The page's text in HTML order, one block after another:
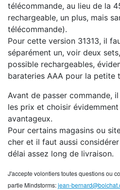
télécommande, au lieu de la
rechargeable, un plus, mais
télécommande).
Pour cette version 31313, il
séparément un, voir deux
possible rechargeables,
barateries AAA pour la petite
Avant de passer commande,
les prix et choisir
avantageux.
Pour certains magasins ou
cher et il faut aussi
délai assez long de livraison.
J'accepte volontiers toutes questions ou
partie Mindstorms:jean-